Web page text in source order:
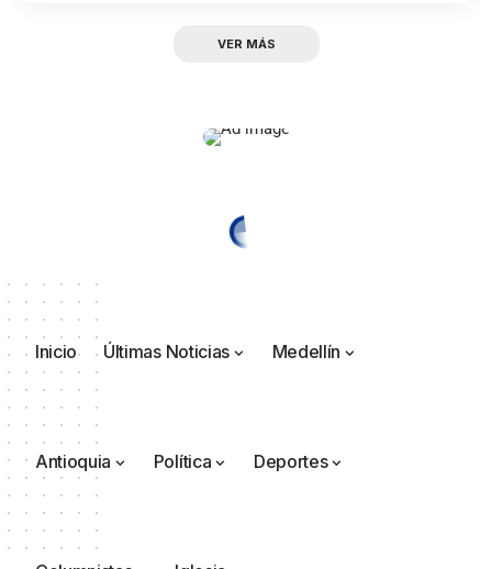
VER MÁS
Inicio Últimas Noticias Medellín
Antioquia Política Deportes